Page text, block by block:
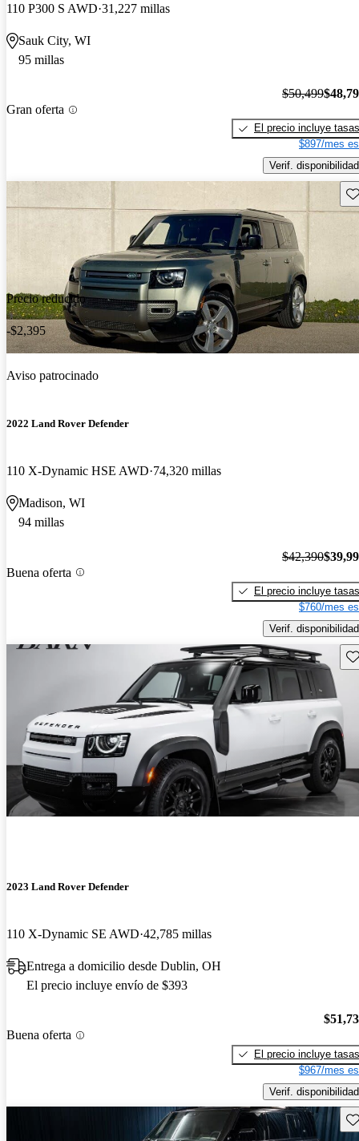
110 P300 S AWD 31,227 millas
Sauk City, WI
95 millas
Gran oferta
$50,499
El precio incluye tasas
$897/mes
Verif. disponibilidad
Precio reducido
-$2,395
Aviso patrocinado
2022 Land Rover Defender
110 X-Dynamic HSE AWD 74,320 millas
Madison, WI
94 millas
Buena oferta
$42,390
El precio incluye tasas
$760/mes
Verif. disponibilidad
2023 Land Rover Defender
110 X-Dynamic SE AWD 42,785 millas
Entrega a domicilio desde Dublin, OH
El precio incluye envío de $393
Buena oferta
El precio incluye tasas
$967/mes
Verif. disponibilidad